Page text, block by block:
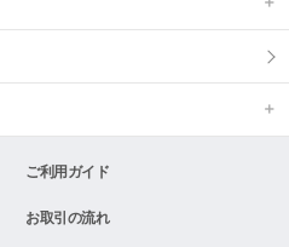
ご利用ガイド
お取引の流れ